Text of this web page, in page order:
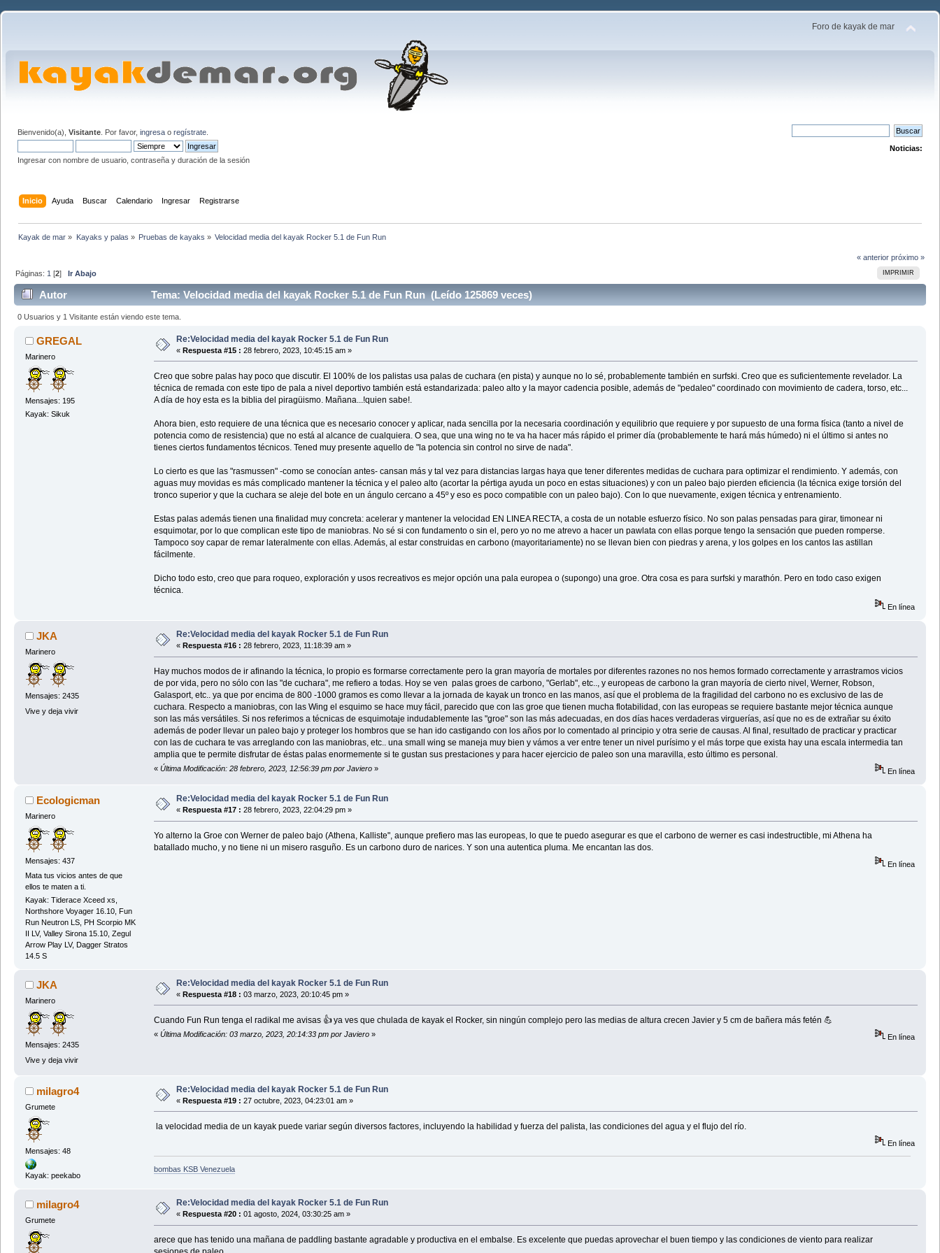
Foro de kayak de mar
Bienvenido(a), Visitante . Por favor, ingresa o regístrate
Ingresar con nombre de usuario, contraseña y duración de la sesión
Noticias:
Inicio Ayuda Buscar Calendario Ingresar Registrarse
Kayak de mar » Kayaks y palas » Pruebas de kayaks » Velocidad media del kayak Rocker 5.1 de Fun Run
« anterior próximo »
IMPRIMIR
Páginas: 1 [2]Ir Abajo
Autor Tema: Velocidad media del kayak Rocker 5.1 de Fun Run (Leído 125869 veces)
0 Usuarios y 1 Visitante están viendo este tema.
GREGAL
Marinero
Mensajes: 195
Kayak: Sikuk
Re:Velocidad media del kayak Rocker 5.1 de Fun Run
« Respuesta #15 : 28 febrero, 2023, 10:45:15 am »
Creo que sobre palas hay poco que discutir. El 100% de los palistas usa palas de cuchara (en pista) y aunque no lo sé, probablemente también en surfski. Creo que es suficientemente revelador. La
técnica de remada con este tipo de pala a nivel deportivo también está estandarizada: paleo alto y la mayor cadencia posible, además de "pedaleo" coordinado con movimiento de cadera, torso, etc...
A día de hoy esta es la biblia del piragüismo. Mañana...!quien sabe!.
Ahora bien, esto requiere de una técnica que es necesario conocer y aplicar, nada sencilla por la necesaria coordinación y equilibrio que requiere y por supuesto de una forma física (tanto a nivel de
potencia como de resistencia) que no está al alcance de cualquiera. O sea, que una wing no te va ha hacer más rápido el primer día (probablemente te hará más húmedo) ni el último si antes no
tienes ciertos fundamentos técnicos. Tened muy presente aquello de "la potencia sin control no sirve de nada".
Lo cierto es que las "rasmussen" -como se conocían antes- cansan más y tal vez para distancias largas haya que tener diferentes medidas de cuchara para optimizar el rendimiento. Y además, con
aguas muy movidas es más complicado mantener la técnica y el paleo alto (acortar la pértiga ayuda un poco en estas situaciones) y con un paleo bajo pierden eficiencia (la técnica exige torsión del
tronco superior y que la cuchara se aleje del bote en un ángulo cercano a 45º y eso es poco compatible con un paleo bajo). Con lo que nuevamente, exigen técnica y entrenamiento.
Estas palas además tienen una finalidad muy concreta: acelerar y mantener la velocidad EN LINEA RECTA, a costa de un notable esfuerzo físico. No son palas pensadas para girar, timonear ni
esquimotar, por lo que complican este tipo de maniobras. No sé si con fundamento o sin el, pero yo no me atrevo a hacer un pawlata con ellas porque tengo la sensación que pueden romperse.
Tampoco soy capar de remar lateralmente con ellas. Además, al estar construidas en carbono (mayoritariamente) no se llevan bien con piedras y arena, y los golpes en los cantos las astillan
fácilmente.
Dicho todo esto, creo que para roqueo, exploración y usos recreativos es mejor opción una pala europea o (supongo) una groe. Otra cosa es para surfski y marathón. Pero en todo caso exigen
técnica.
En línea
JKA
Marinero
Mensajes: 2435
Vive y deja vivir
Re:Velocidad media del kayak Rocker 5.1 de Fun Run
« Respuesta #16 : 28 febrero, 2023, 11:18:39 am »
Hay muchos modos de ir afinando la técnica, lo propio es formarse correctamente pero la gran mayoría de mortales por diferentes razones no nos hemos formado correctamente y arrastramos vicios
de por vida, pero no sólo con las "de cuchara", me refiero a todas. Hoy se ven palas groes de carbono, "Gerlab", etc.., y europeas de carbono la gran mayoría de cierto nivel, Werner, Robson,
Galasport, etc.. ya que por encima de 800 -1000 gramos es como llevar a la jornada de kayak un tronco en las manos, así que el problema de la fragilidad del carbono no es exclusivo de las de
cuchara. Respecto a maniobras, con las Wing el esquimo se hace muy fácil, parecido que con las groe que tienen mucha flotabilidad, con las europeas se requiere bastante mejor técnica aunque
son las más versátiles. Si nos referimos a técnicas de esquimotaje indudablemente las "groe" son las más adecuadas, en dos días haces verdaderas virguerías, así que no es de extrañar su éxito
además de poder llevar un paleo bajo y proteger los hombros que se han ido castigando con los años por lo comentado al principio y otra serie de causas. Al final, resultado de practicar y practicar
con las de cuchara te vas arreglando con las maniobras, etc.. una small wing se maneja muy bien y vámos a ver entre tener un nivel purísimo y el más torpe que exista hay una escala intermedia tan
amplia que te permite disfrutar de éstas palas enormemente si te gustan sus prestaciones y para hacer ejercicio de paleo son una maravilla, esto último es personal.
« Última Modificación: 28 febrero, 2023, 12:56:39 pm por Javiero» En línea
Ecologicman
Marinero
Mensajes: 437
Mata tus vicios antes de que
ellos te maten a ti.
Kayak: Tiderace Xceed xs,
Northshore Voyager 16.10, Fun
Run Neutron LS, PH Scorpio MK
II LV, Valley Sirona 15.10, Zegul
Arrow Play LV, Dagger Stratos
14.5 S
Re:Velocidad media del kayak Rocker 5.1 de Fun Run
« Respuesta #17 : 28 febrero, 2023, 22:04:29 pm »
Yo alterno la Groe con Werner de paleo bajo (Athena, Kalliste", aunque prefiero mas las europeas, lo que te puedo asegurar es que el carbono de werner es casi indestructible, mi Athena ha
batallado mucho, y no tiene ni un misero rasguño. Es un carbono duro de narices. Y son una autentica pluma. Me encantan las dos.
En línea
JKA
Marinero
Mensajes: 2435
Vive y deja vivir
Re:Velocidad media del kayak Rocker 5.1 de Fun Run
« Respuesta #18 : 03 marzo, 2023, 20:10:45 pm »
Cuando Fun Run tenga el radikal me avisas 👍 ya ves que chulada de kayak el Rocker, sin ningún complejo pero las medias de altura crecen Javier y 5 cm de bañera más fetén 💪
« Última Modificación: 03 marzo, 2023, 20:14:33 pm por Javiero» En línea
milagro4
Grumete
Mensajes: 48
Kayak: peekabo
Re:Velocidad media del kayak Rocker 5.1 de Fun Run
« Respuesta #19 : 27 octubre, 2023, 04:23:01 am »
la velocidad media de un kayak puede variar según diversos factores, incluyendo la habilidad y fuerza del palista, las condiciones del agua y el flujo del río.
En línea
bombas KSB Venezuela
milagro4
Grumete
Re:Velocidad media del kayak Rocker 5.1 de Fun Run
« Respuesta #20 : 01 agosto, 2024, 03:30:25 am »
arece que has tenido una mañana de paddling bastante agradable y productiva en el embalse. Es excelente que puedas aprovechar el buen tiempo y las condiciones de viento para realizar